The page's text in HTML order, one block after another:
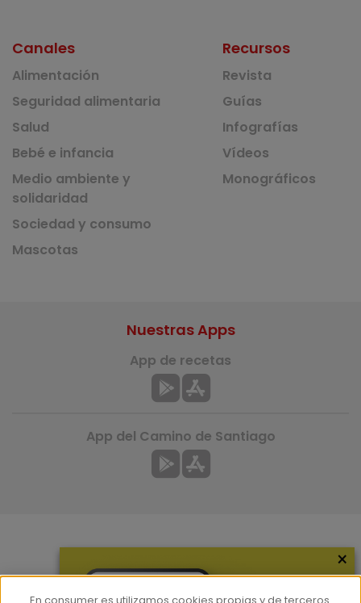
Canales
Alimentación
Seguridad alimentaria
Salud
Bebé e infancia
Medio ambiente y
solidaridad
Sociedad y consumo
Mascotas
Recursos
Revista
Guías
Infografías
Vídeos
Monográficos
Nuestras Apps
App de recetas
App del Camino de Santiago
×